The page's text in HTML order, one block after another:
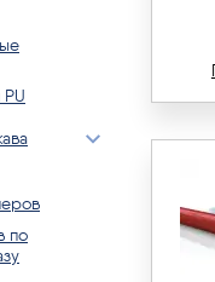
PU
по